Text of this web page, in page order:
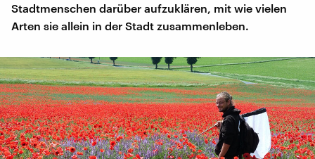
Stadtmenschen darüber aufzuklären, mit wie vielen
Arten sie allein in der Stadt zusammenleben.